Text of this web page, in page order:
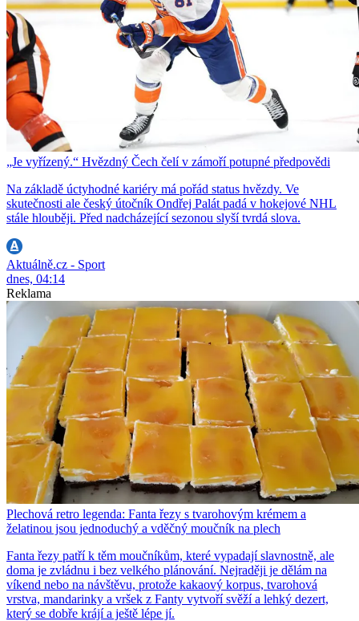
„Je vyřízený.“ Hvězdný Čech čelí v zámoří potupné předpovědi
Na základě úctyhodné kariéry má pořád status hvězdy. Ve
skutečnosti ale český útočník Ondřej Palát padá v hokejové NHL
stále hlouběji. Před nadcházející sezonou slyší tvrdá slova.
Aktuálně.cz - Sport
dnes, 04:14
Reklama
Plechová retro legenda: Fanta řezy s tvarohovým krémem a
želatinou jsou jednoduchý a vděčný moučník na plech
Fanta řezy patří k těm moučníkům, které vypadají slavnostně, ale
doma je zvládnu i bez velkého plánování. Nejraději je dělám na
víkend nebo na návštěvu, protože kakaový korpus, tvarohová
vrstva, mandarinky a vršek z Fanty vytvoří svěží a lehký dezert,
který se dobře krájí a ještě lépe jí.